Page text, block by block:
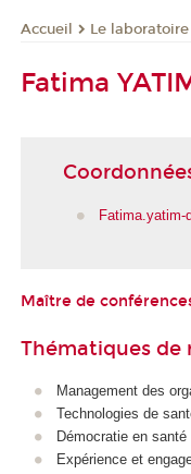
Accueil Le laboratoire
Fatima
Fatima.yatim-
Maître de
Thématiques de
Management des
Technologies de
Démocratie en santé
Expérience et